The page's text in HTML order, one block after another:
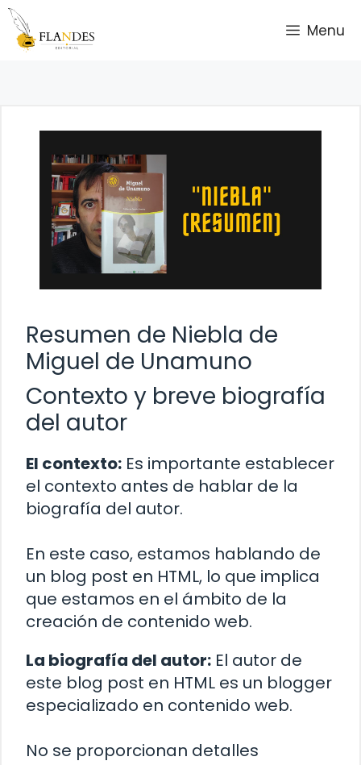
Saltar
contenido
Menu
Resumen de Niebla de
Miguel de Unamuno
Contexto y breve biografía
del autor
El contexto: Es importante establecer
el contexto antes de hablar de la
biografía del autor.
En este caso, estamos hablando de
un blog post en HTML, lo que implica
que estamos en el ámbito de la
creación de contenido web.
La biografía del autor: El autor de
este blog post en HTML es un blogger
especializado en contenido web.
No se proporcionan detalles